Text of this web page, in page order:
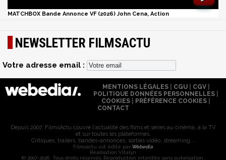
MATCHBOX Bande Annonce VF (2026) John Cena, Action
NEWSLETTER FILMSACTU
Votre adresse email :
MENTIONS LÉGALES| CGU| CGV|
POLITIQUE DONNÉES PERSONNELLES
COOKIES
PRÉFÉRENCE COOKIES
CONTACT
Depuis 2007, FilmsActu couvre l'actualité des films et séries au cinéma, à la TV
et sur toutes les plateformes.
Critiques, trailers, bandes-annonces, sorties vidéo, streaming...
Filmsactu est édité par Webedia
Réalisation Vitalyn
© 2007-2026 Tous droits réservés. Reproduction interdite sans autorisation.